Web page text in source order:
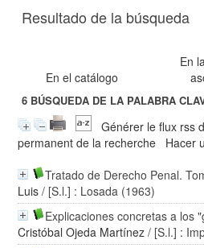
Resultado de la búsqueda
En el catálogo
En
6 BÚSQUEDA DE LA PALABRA
Générer le flux rss
permanent de la recherche
Hacer
Tratado de Derecho Penal.
Luis / [S.l.] : Losada (1963)
Explicaciones concretas a los
Cristóbal Ojeda Martínez / [S.l.] :